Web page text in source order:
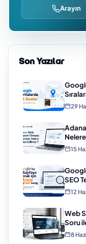
Arayın
Son Yazılar
29
15
SEO
12
Web
Soru
8